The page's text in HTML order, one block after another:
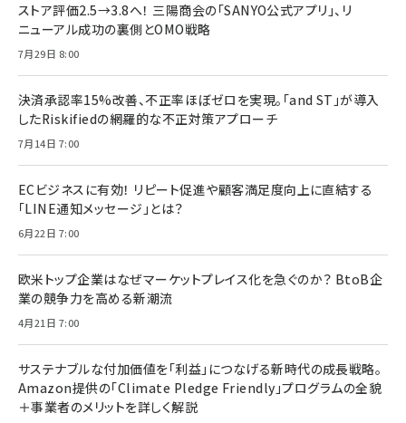
ストア評価2.5→3.8へ！ 三陽商会の「SANYO公式アプリ」、リ
ニューアル成功の裏側とOMO戦略
7月29日 8:00
決済承認率15%改善、不正率ほぼゼロを実現。「and ST」が導入
したRiskifiedの網羅的な不正対策アプローチ
7月14日 7:00
ECビジネスに有効！ リピート促進や顧客満足度向上に直結する
「LINE通知メッセージ」とは？
6月22日 7:00
欧米トップ企業はなぜマーケットプレイス化を急ぐのか？ BtoB企
業の競争力を高める新潮流
4月21日 7:00
サステナブルな付加価値を「利益」につなげる新時代の成長戦略。
Amazon提供の「Climate Pledge Friendly」プログラムの全貌
＋事業者のメリットを詳しく解説